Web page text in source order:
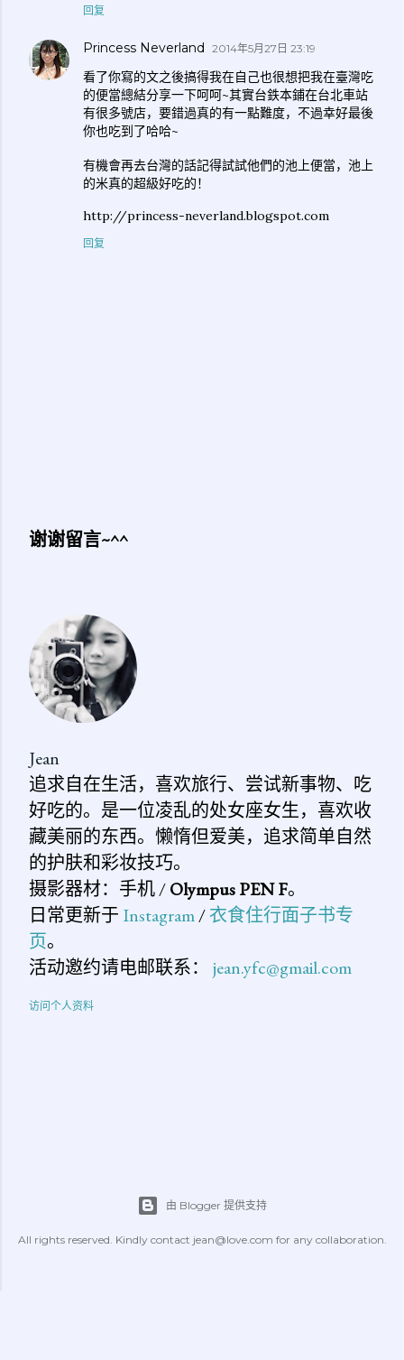
回复
Princess Neverland 2014年5月27日 23:19
看了你寫的文之後搞得我在自己也很想把我在臺灣吃
的便當總結分享一下呵呵~其實台鉄本鋪在台北車站
有很多號店，要錯過真的有一點難度，不過幸好最後
你也吃到了哈哈~
有機會再去台灣的話記得試試他們的池上便當，池上
的米真的超級好吃的！
http://princess-neverland.blogspot.com
回复
论
谢谢留言~^^
Jean
追求自在生活，喜欢旅行、尝试新事物、吃
好吃的。是一位凌乱的处女座女生，喜欢收
藏美丽的东西。懒惰但爱美，追求简单自然
的护肤和彩妆技巧。
摄影器材：手机 /Olympus PEN F。
日常更新于 Instagram/衣食住行面子书专
页。
活动邀约请电邮联系： jean.yfc@gmail.com
访问个人资料
由 Blogger 提供支持
All rights reserved. Kindly contact jean@love.com for any collaboration.